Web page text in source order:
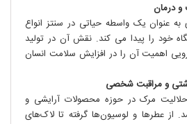
و درمان
عنوان یک واسطه حیاتی در سنتز انواع
خود را پیدا می کند. نقش آن در تولید
اهمیت آن را در افزایش سلامت انسان
و مراقبت شخصی
مرک در حوزه محصولات آرایشی و
از عطرها و لوسیون‌ها گرفته تا لاک‌های